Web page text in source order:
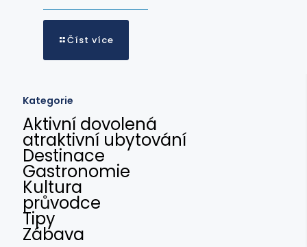
Číst více
Kategorie
Aktivní dovolená
atraktivní ubytování
Destinace
Gastronomie
Kultura
průvodce
Tipy
Zábava